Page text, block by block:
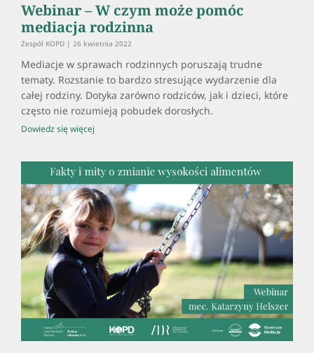
Webinar – W czym może pomóc
mediacja rodzinna
Zespół KOPD 26 kwietnia 2022
Mediacje w sprawach rodzinnych poruszają trudne
tematy. Rozstanie to bardzo stresujące wydarzenie dla
całej rodziny. Dotyka zarówno rodziców, jak i dzieci, które
często nie rozumieją pobudek dorosłych.
Dowiedz się więcej